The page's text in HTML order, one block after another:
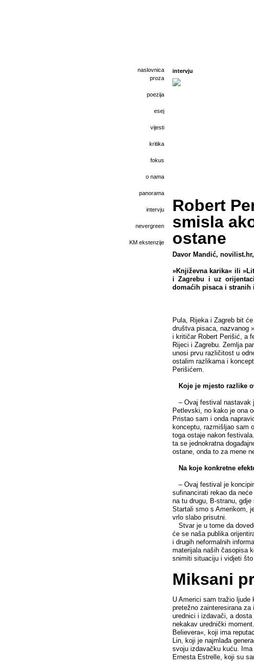
naslovnica
proza
poezija
esej
vijesti
kritika
fokus
o nama
panorama
intervju
nevergreen
KM ekstenzije
intervju
Robert
smisla
ostane
Davor Mandić,
»Književna karika« ili
i Zagrebu i uz
domaćih pisaca i stranih
Pula, Rijeka i Zagreb bit
društva pisaca, nazvanog
i kritičar Robert Perišić, a
Rijeci i Zagrebu. Zemlja
unosi prvu različitost u
ostalim razlikama i
Perišićem.
Koje je mjesto razlike
– Ovaj festival nastavak
Petlevski, no kako je ona
Pristao sam i onda
konceptu, razmišljao sam
toga ostaje nakon
ta se jednokratna
ostane, onda to za mene
Na koje konkretne
– Ovaj festival je
sufinancirati rekao da
na tu drugu, B-stranu,
Startali smo s Amerikom,
vrlo slabo prisutni.
Stvar je u tome da
će se naša publika
i drugih neformalnih
materijala naših časopisa
snimiti situaciju i vidjeti
Miksani
U Americi sam tražio ljude
pretežno zainteresirana
urednici i izdavači, a
nekakav urednički
Believera«, koji ima
Lin, koji je najmlađa
svoju izdavačku kuću.
Ernesta Estrelle, koji su